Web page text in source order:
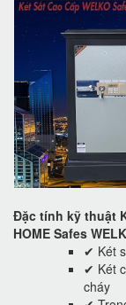
Đặc tính kỹ thuật
HOME Safes
✔ Két
✔ Két
cháy